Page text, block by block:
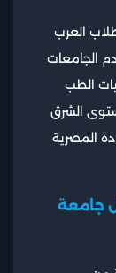
العرب
الجامعات
الطب
الشرق
المصرية
جامعة